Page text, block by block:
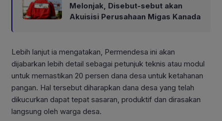
Melonjak, Disebut-sebut akan
Akuisisi Perusahaan Migas Kanada
Lebih lanjut ia mengatakan, Permendesa ini akan
dijabarkan lebih detail sebagai petunjuk teknis atau modul
untuk memastikan 20 persen dana desa untuk ketahanan
pangan. Hal tersebut diharapkan dana desa yang telah
dikucurkan dapat tepat sasaran, produktif dan dirasakan
langsung oleh warga desa.